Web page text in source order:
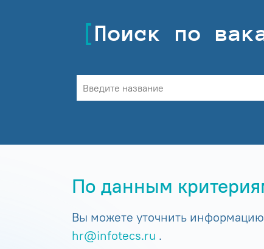
Поиск по
По данным
Вы можете уточнить информацию
hr@infotecs.ru .